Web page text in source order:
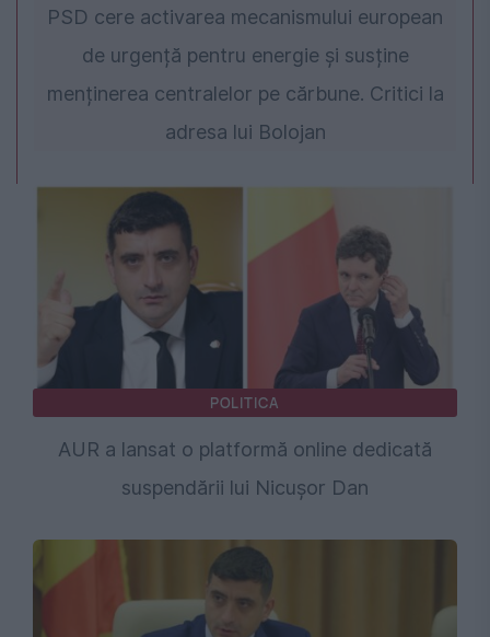
PSD cere activarea mecanismului european
de urgență pentru energie și susține
menținerea centralelor pe cărbune. Critici la
adresa lui Bolojan
POLITICA
AUR a lansat o platformă online dedicată
suspendării lui Nicușor Dan